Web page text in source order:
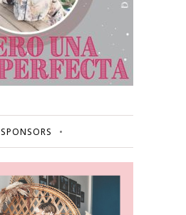
SPONSORS